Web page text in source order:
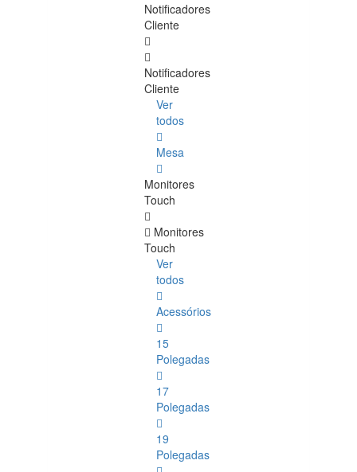
Notificadores
Cliente
Notificadores
Cliente
Ver
todos
Mesa
Monitores
Touch
Monitores
Touch
Ver
todos
Acessórios
15
Polegadas
17
Polegadas
19
Polegadas